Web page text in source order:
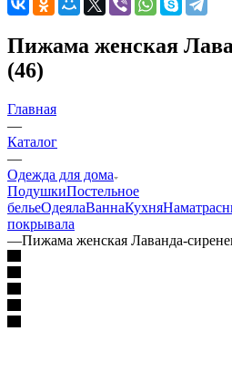
Пижама женская
(46)
Главная
—
Каталог
—
Одежда для дома
ПодушкиПостельное
бельеОдеялаВаннаКухня
покрывала
—Пижама женская Лаванда-